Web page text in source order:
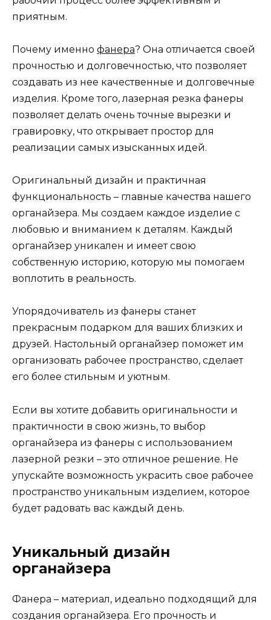
приятным.
Почему именно фанера? Она отличается своей
прочностью и долговечностью, что позволяет
создавать из нее качественные и долговечные
изделия. Кроме того, лазерная резка фанеры
позволяет делать очень точные вырезки и
гравировку, что открывает простор для
реализации самых изысканных идей.
Оригинальный дизайн и практичная
функциональность – главные качества нашего
органайзера. Мы создаем каждое изделие с
любовью и вниманием к деталям. Каждый
органайзер уникален и имеет свою
собственную историю, которую мы помогаем
воплотить в реальность.
Упорядочиватель из фанеры станет
прекрасным подарком для ваших близких и
друзей. Настольный органайзер поможет им
организовать рабочее пространство, сделает
его более стильным и уютным.
Если вы хотите добавить оригинальности и
практичности в свою жизнь, то выбор
органайзера из фанеры с использованием
лазерной резки – это отличное решение. Не
упускайте возможность украсить свое рабочее
пространство уникальным изделием, которое
будет радовать вас каждый день.
Уникальный дизайн
органайзера
Фанера – материал, идеально подходящий для
создания органайзера. Его прочность и